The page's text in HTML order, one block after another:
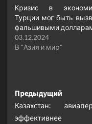
Кризис в
Турции мог быть
фальшивыми
03.12.2024
В "Азия и мир"
Навигация
записи
Предыдущий
Казахстан:
эффективнее